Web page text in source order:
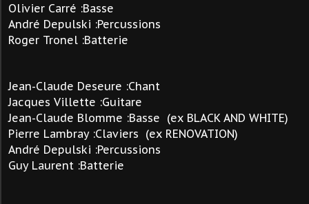
Olivier Carré :Basse
André Depulski :Percussions
Roger Tronel :Batterie
Jean-Claude Deseure :Chant
Jacques Villette :Guitare
Jean-Claude Blomme :Basse (ex BLACK AND WHITE)
Pierre Lambray :Claviers (ex RENOVATION)
André Depulski :Percussions
Guy Laurent :Batterie